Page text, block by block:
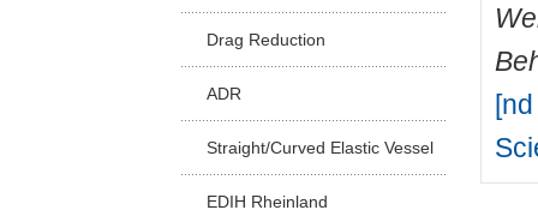
Drag Reduction
ADR
Straight/Curved Elastic Vessel
EDIH Rheinland